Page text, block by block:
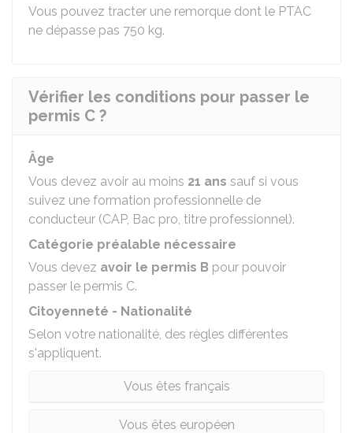
Vous pouvez tracter une remorque dont le PTAC
ne dépasse pas 750 kg.
Vérifier les conditions pour passer le
permis C ?
Âge
Vous devez avoir au moins 21 ans sauf si vous
suivez une formation professionnelle de
conducteur (CAP, Bac pro, titre professionnel).
Catégorie préalable nécessaire
Vous devez avoir le permis B pour pouvoir
passer le permis C.
Citoyenneté - Nationalité
Selon votre nationalité, des règles différentes
s'appliquent.
Vous êtes français
Vous êtes européen